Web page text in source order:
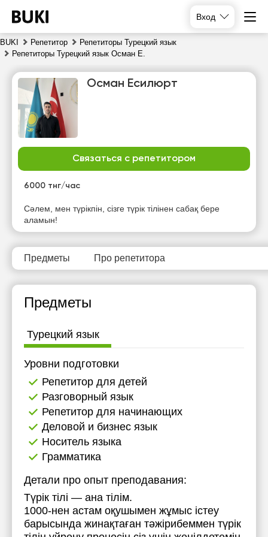
Вход
BUKI Репетитор
Репетиторы Турецкий язык
Репетиторы Турецкий язык Осман Е.
Осман Есилюрт
Связаться с репетитором
6000 тнг/час
Сәлем, мен түрікпін, сізге түрік тілінен сабақ бере
аламын!
Предметы Про репетитора
Предметы
Турецкий язык
Уровни подготовки
Репетитор для детей
Разговорный язык
Репетитор для начинающих
Деловой и бизнес язык
Носитель языка
Грамматика
Детали про опыт преподавания:
Түрік тілі — ана тілім.
1000-нен астам оқушымен жұмыс істеу
барысында жинақтаған тәжірибеммен түрік
сб
вс
Нет
свободных
11:30
12:00
12:30
13:30
14:30
15:00
15:30
16:00
16:30
17:00
17:30
18:00
18:30
11:30
12:00
12:30
14:30
16:00
17:30
18:00
18:30